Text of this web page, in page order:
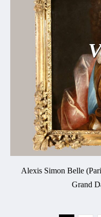
Alexis Simon Belle
Grand